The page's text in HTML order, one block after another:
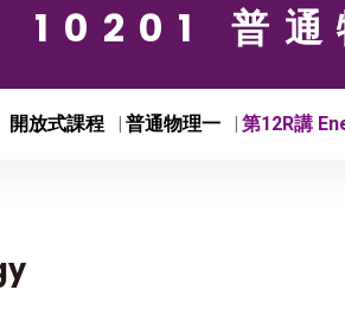
10201 普通
開放式課程 普通物理一 第12R講